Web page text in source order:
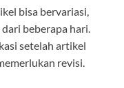
bisa bervariasi,
beberapa hari.
setelah artikel
revisi.